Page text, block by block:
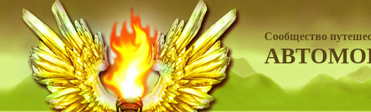
Сообщество